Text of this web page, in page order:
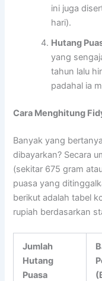
ini juga
hari).
Hutang
yang
tahun lalu
padahal ia
Cara Menghitung
Banyak yang
dibayarkan? Secara
(sekitar 675 gram
puasa yang
berikut adalah tabel
rupiah berdasarkan
Jumlah
Hutang
Puasa